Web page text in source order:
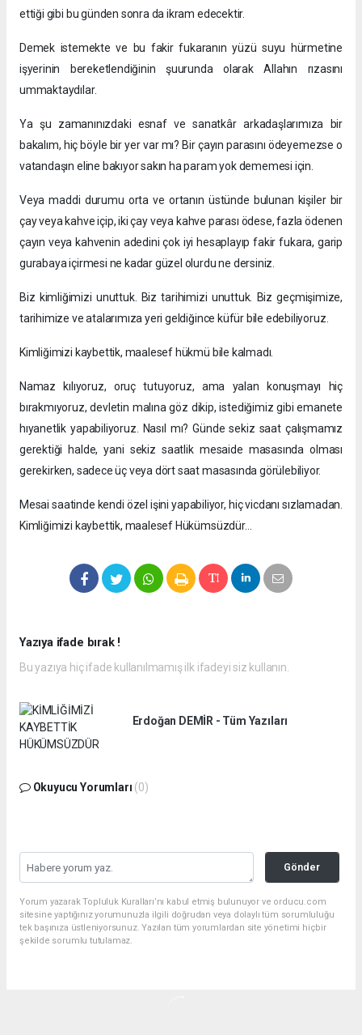
ettiği gibi bu günden sonra da ikram edecektir.
Demek istemekte ve bu fakir fukaranın yüzü suyu hürmetine
işyerinin bereketlendiğinin şuurunda olarak Allahın rızasını
ummaktaydılar.
Ya şu zamanınızdaki esnaf ve sanatkâr arkadaşlarımıza bir
bakalım, hiç böyle bir yer var mı? Bir çayın parasını ödeyemezse o
vatandaşın eline bakıyor sakın ha param yok dememesi için.
Veya maddi durumu orta ve ortanın üstünde bulunan kişiler bir
çay veya kahve içip, iki çay veya kahve parası ödese, fazla ödenen
çayın veya kahvenin adedini çok iyi hesaplayıp fakir fukara, garip
gurabaya içirmesi ne kadar güzel olurdu ne dersiniz.
Biz kimliğimizi unuttuk. Biz tarihimizi unuttuk. Biz geçmişimize,
tarihimize ve atalarımıza yeri geldiğince küfür bile edebiliyoruz.
Kimliğimizi kaybettik, maalesef hükmü bile kalmadı.
Namaz kılıyoruz, oruç tutuyoruz, ama yalan konuşmayı hiç
bırakmıyoruz, devletin malına göz dikip, istediğimiz gibi emanete
hıyanetlik yapabiliyoruz. Nasıl mı? Günde sekiz saat çalışmamız
gerektiği halde, yani sekiz saatlik mesaide masasında olması
gerekirken, sadece üç veya dört saat masasında görülebiliyor.
Mesai saatinde kendi özel işini yapabiliyor, hiç vicdanı sızlamadan.
Kimliğimizi kaybettik, maalesef Hükümsüzdür…
Yazıya ifade bırak !
Bu yazıya hiç ifade kullanılmamış ilk ifadeyi siz kullanın.
Erdoğan DEMİR - Tüm Yazıları
Okuyucu Yorumları (0)
Gönder
Yorum yazarak Topluluk Kuralları’nı kabul etmiş bulunuyor ve orducu.com
sitesine yaptığınız yorumunuzla ilgili doğrudan veya dolaylı tüm sorumluluğu
tek başınıza üstleniyorsunuz. Yazılan tüm yorumlardan site yönetimi hiçbir
şekilde sorumlu tutulamaz.